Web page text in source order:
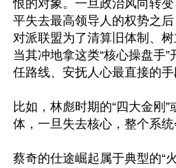
恨的对象。一旦政治风向转
平失去最高领导人的权势之
对派联盟为了清算旧体制、
当其冲地拿这类“核心操盘手
任路线、安抚人心最直接的手
比如，林彪时期的“四大金刚
体，一旦失去核心，整个系统
蔡奇的仕途崛起属于典型的“